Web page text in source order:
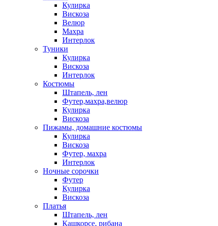
Кулирка
Вискоза
Велюр
Махра
Интерлок
Туники
Кулирка
Вискоза
Интерлок
Костюмы
Штапель, лен
Футер,махра,велюр
Кулирка
Вискоза
Пижамы, домашние костюмы
Кулирка
Вискоза
Футер, махра
Интерлок
Ночные сорочки
Футер
Кулирка
Вискоза
Платья
Штапель, лен
Кашкорсе, рибана